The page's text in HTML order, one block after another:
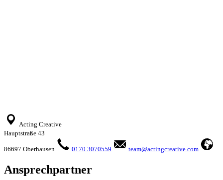
Acting Creative
Hauptstraße 43
86697 Oberhausen 0170 3070559 team@actingcreative.com
Ansprechpartner